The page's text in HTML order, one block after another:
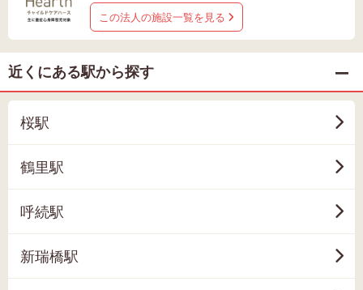
この法人の施設一覧を見る
近くにある駅から探す
桜駅
鶴里駅
呼続駅
新瑞橋駅